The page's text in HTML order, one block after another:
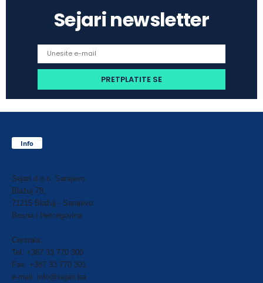
Sejari newsletter
Info
Sejari d.o.o. Sarajevo
Blažuj 78,
71215 Blažuj - Sarajevo
Bosna i Hercegovina
Centrala:
Tel: +387 33 770 300
Fax: +387 33 770 301
e-mail: info@sejari.ba